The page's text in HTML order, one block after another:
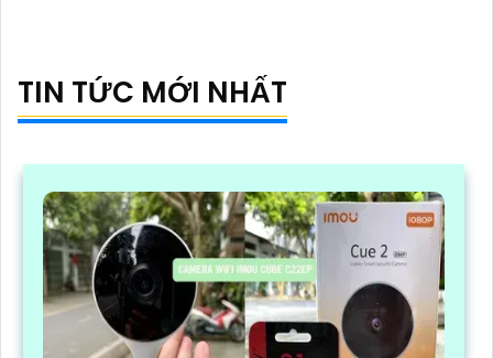
TIN TỨC MỚI NHẤT